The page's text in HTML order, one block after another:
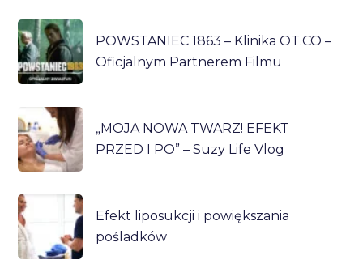
POWSTANIEC 1863 – Klinika OT.CO –
Oficjalnym Partnerem Filmu
„MOJA NOWA TWARZ! EFEKT
PRZED I PO” – Suzy Life Vlog
Efekt liposukcji i powiększania
pośladków